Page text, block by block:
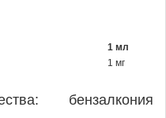
1 мл
1 мг
бензалкония